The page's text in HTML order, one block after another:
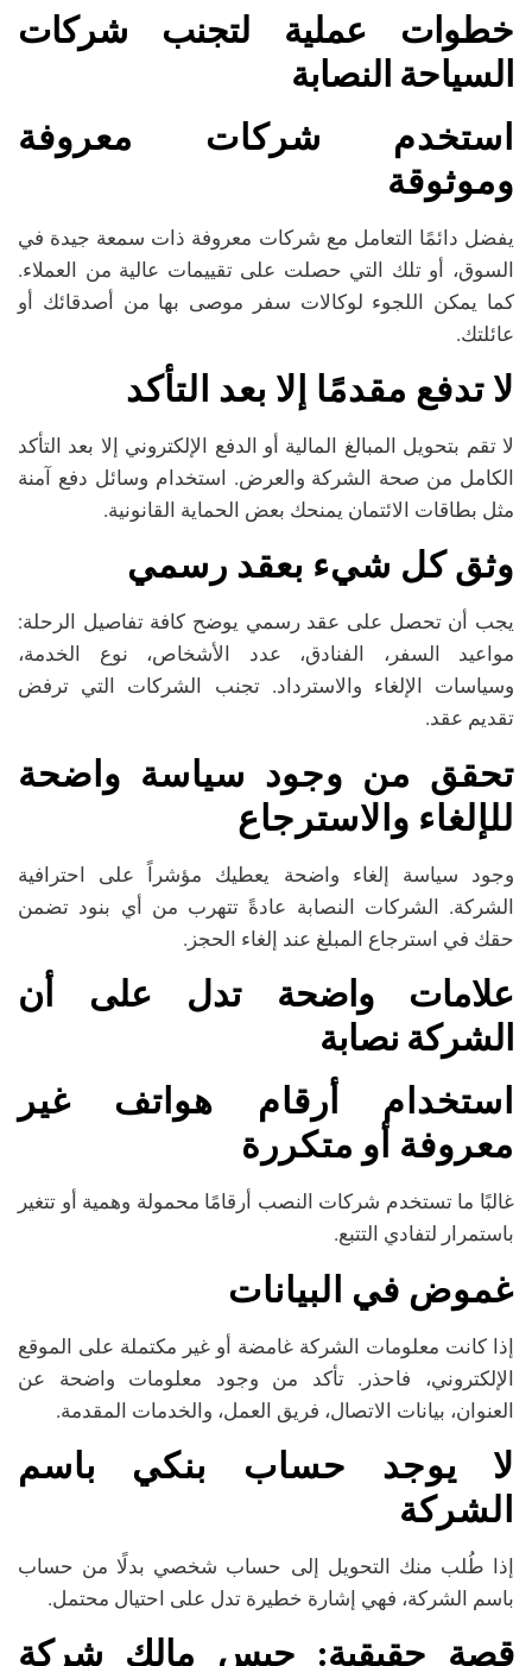
خطوات عملية لتجنب شركات
السياحة النصابة
استخدم شركات معروفة
وموثوقة
يفضل دائمًا التعامل مع شركات معروفة ذات سمعة جيدة في
السوق، أو تلك التي حصلت على تقييمات عالية من العملاء.
كما يمكن اللجوء لوكالات سفر موصى بها من أصدقائك أو
عائلتك.
لا تدفع مقدمًا إلا بعد التأكد
لا تقم بتحويل المبالغ المالية أو الدفع الإلكتروني إلا بعد التأكد
الكامل من صحة الشركة والعرض. استخدام وسائل دفع آمنة
مثل بطاقات الائتمان يمنحك بعض الحماية القانونية.
وثق كل شيء بعقد رسمي
يجب أن تحصل على عقد رسمي يوضح كافة تفاصيل الرحلة:
مواعيد السفر، الفنادق، عدد الأشخاص، نوع الخدمة،
وسياسات الإلغاء والاسترداد. تجنب الشركات التي ترفض
تقديم عقد.
تحقق من وجود سياسة واضحة
للإلغاء والاسترجاع
وجود سياسة إلغاء واضحة يعطيك مؤشراً على احترافية
الشركة. الشركات النصابة عادةً تتهرب من أي بنود تضمن
حقك في استرجاع المبلغ عند إلغاء الحجز.
علامات واضحة تدل على أن
الشركة نصابة
استخدام أرقام هواتف غير
معروفة أو متكررة
غالبًا ما تستخدم شركات النصب أرقامًا محمولة وهمية أو تتغير
باستمرار لتفادي التتبع.
غموض في البيانات
إذا كانت معلومات الشركة غامضة أو غير مكتملة على الموقع
الإلكتروني، فاحذر. تأكد من وجود معلومات واضحة عن
العنوان، بيانات الاتصال، فريق العمل، والخدمات المقدمة.
لا يوجد حساب بنكي باسم
الشركة
إذا طُلب منك التحويل إلى حساب شخصي بدلًا من حساب
باسم الشركة، فهي إشارة خطيرة تدل على احتيال محتمل.
قصة حقيقية: حبس مالك شركة